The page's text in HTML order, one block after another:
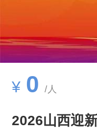
¥ 0 /人
2026山西迎